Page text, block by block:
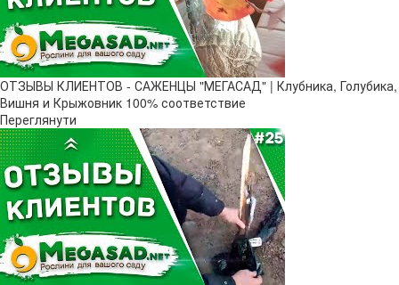
ОТЗЫВЫ КЛИЕНТОВ - САЖЕНЦЫ "МЕГАСАД" | Клубника, Голубика,
Вишня и Крыжовник 100% соответствие
Переглянути